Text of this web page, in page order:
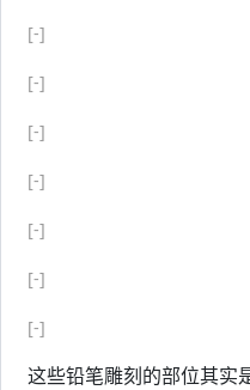
[-]
[-]
[-]
[-]
[-]
[-]
[-]
这些铅笔雕刻的部位其实